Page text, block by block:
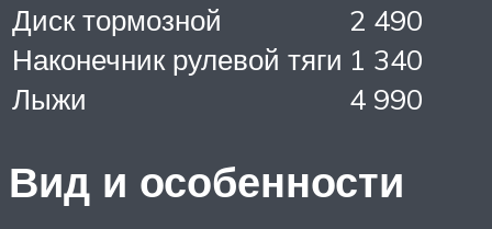
Диск тормозной
2 490
Наконечник рулевой тяги 1 340
Лыжи
4 990
Вид и особенности